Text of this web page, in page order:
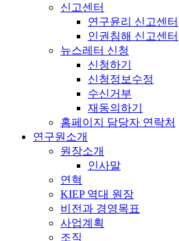
신고센터
연구윤리 신고센터
인권침해 신고센터
뉴스레터 신청
신청하기
신청정보수정
수신거부
재동의하기
홈페이지 담당자 연락처
연구원소개
원장소개
인사말
연혁
KIEP 역대 원장
비전과 경영목표
사업계획
조직